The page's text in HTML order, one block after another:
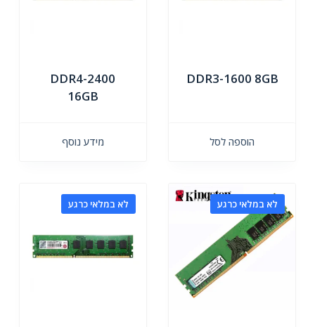
DDR3-1600 8GB
הוספה לסל
DDR4-2400
16GB
מידע נוסף
לא במלאי כרגע לא במלאי כרגע